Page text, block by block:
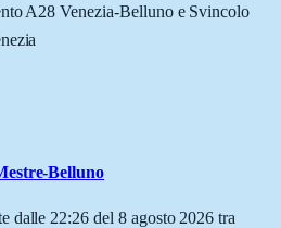
A28 Venezia-Belluno e Svincolo
Belluno
dalle 22:26 del 8 agosto 2026 tra